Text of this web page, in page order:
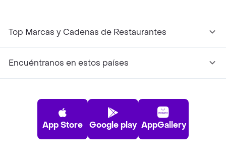
Top Marcas y Cadenas de Restaurantes
Encuéntranos en estos países
App Store Google play AppGallery